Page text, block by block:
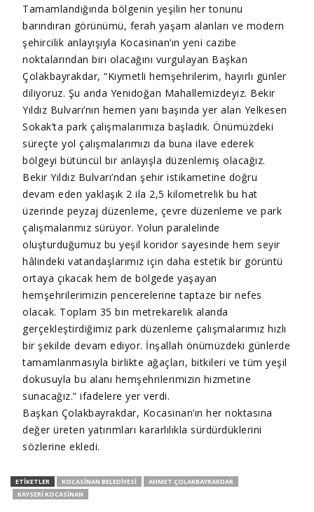
Tamamlandığında bölgenin yeşilin her tonunu
barındıran görünümü, ferah yaşam alanları ve modern
şehircilik anlayışıyla Kocasinan’ın yeni cazibe
noktalarından biri olacağını vurgulayan Başkan
Çolakbayrakdar, “Kıymetli hemşehrilerim, hayırlı günler
diliyoruz. Şu anda Yenidoğan Mahallemizdeyiz. Bekir
Yıldız Bulvarı’nın hemen yanı başında yer alan Yelkesen
Sokak’ta park çalışmalarımıza başladık. Önümüzdeki
süreçte yol çalışmalarımızı da buna ilave ederek
bölgeyi bütüncül bir anlayışla düzenlemiş olacağız.
Bekir Yıldız Bulvarı’ndan şehir istikametine doğru
devam eden yaklaşık 2 ila 2,5 kilometrelik bu hat
üzerinde peyzaj düzenleme, çevre düzenleme ve park
çalışmalarımız sürüyor. Yolun paralelinde
oluşturduğumuz bu yeşil koridor sayesinde hem seyir
hâlindeki vatandaşlarımız için daha estetik bir görüntü
ortaya çıkacak hem de bölgede yaşayan
hemşehrilerimizin pencerelerine taptaze bir nefes
olacak. Toplam 35 bin metrekarelik alanda
gerçekleştirdiğimiz park düzenleme çalışmalarımız hızlı
bir şekilde devam ediyor. İnşallah önümüzdeki günlerde
tamamlanmasıyla birlikte ağaçları, bitkileri ve tüm yeşil
dokusuyla bu alanı hemşehrilerimizin hizmetine
sunacağız.” ifadelere yer verdi.
Başkan Çolakbayrakdar, Kocasinan’ın her noktasına
değer üreten yatırımları kararlılıkla sürdürdüklerini
sözlerine ekledi.
ETIKETLER KOCASINAN BELEDIYESI
AHMET ÇOLAKBAYRAKDAR
KAYSERI KOCASINAN